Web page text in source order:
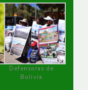
Defensoras de
Bolivia